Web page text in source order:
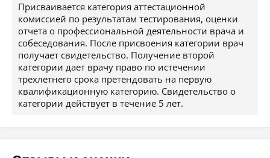
Присваивается категория аттестационной
комиссией по результатам тестирования, оценки
отчета о профессиональной деятельности врача и
собеседования. После присвоения категории врач
получает свидетельство. Получение второй
категории дает врачу право по истечении
трехлетнего срока претендовать на первую
квалификационную категорию. Свидетельство о
категории действует в течение 5 лет.